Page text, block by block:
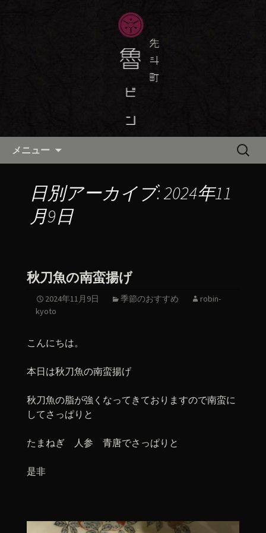
京都・先斗町の京料理・和食
「魯ビン（ろびん）」の公式ブ
京都・先斗町の京町家で美味しい季節
の京料理・和食が自慢の「魯ビン（ろ
びん）」がお店からのお知らせや、お
料理について最新情報をおとどけしま
メニュー
検
日別アーカイブ: 2024年11
月9日
秋刀魚の南蛮揚げ
2024年11月9日 季節のおすすめ
robin-
kyoto
こんにちは。
本日は秋刀魚の南蛮揚げ
秋刀魚の脂が強くなってきておりますので南蛮に
してさっぱりと
たまねぎ 人参 青唐でさっぱりと
是非